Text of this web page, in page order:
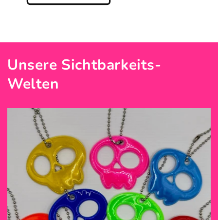
Unsere Sichtbarkeits-
Welten